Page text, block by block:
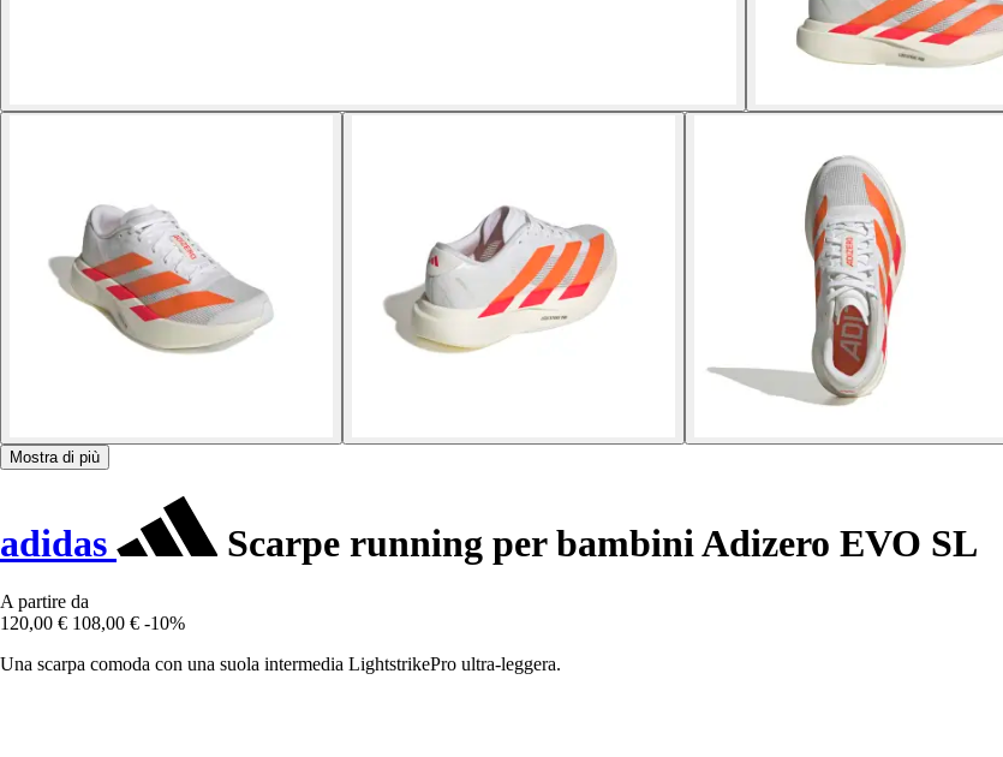
Mostra di più
adidas Scarpe running per bambini Adizero EVO SL
A partire da
120,00 € 108,00 € -10%
Una scarpa comoda con una suola intermedia LightstrikePro ultra-leggera.